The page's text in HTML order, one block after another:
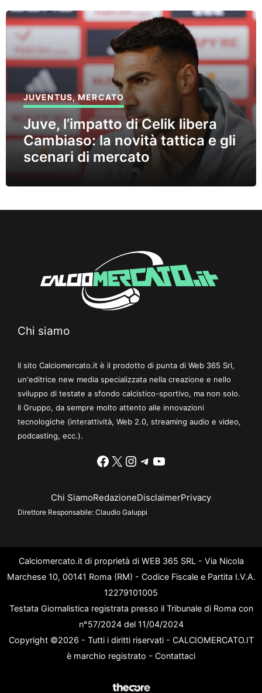
JUVENTUS,MERCATO
Juve, l’impatto di Celik libera
Cambiaso: la novità tattica e gli
scenari di mercato
Chi siamo
Il sito Calciomercato.it è il prodotto di punta di Web 365 Srl,
un'editrice new media specializzata nella creazione e nello
sviluppo di testate a sfondo calcistico-sportivo, ma non solo.
Il Gruppo, da sempre molto attento alle innovazioni
tecnologiche (interattività, Web 2.0, streaming audio e video,
podcasting, ecc.).
Facebook
X Instagram
Telegram
YouTube
Chi SiamoRedazioneDisclaimerPrivacy
Direttore Responsabile: Claudio Galuppi
Calciomercato.it di proprietà di WEB 365 SRL - Via Nicola
Marchese 10, 00141 Roma (RM) - Codice Fiscale e Partita I.V.A.
12279101005
Testata Giornalistica registrata presso il Tribunale di Roma con
n°57/2024 del 11/04/2024
Copyright ©2026 - Tutti i diritti riservati - CALCIOMERCATO.IT
è marchio registrato - Contattaci